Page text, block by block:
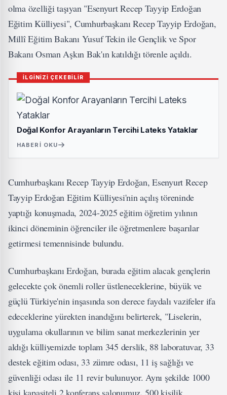
olma özelliği taşıyan "Esenyurt Recep Tayyip Erdoğan
Eğitim Külliyesi", Cumhurbaşkanı Recep Tayyip Erdoğan,
Millî Eğitim Bakanı Yusuf Tekin ile Gençlik ve Spor
Bakanı Osman Aşkın Bak'ın katıldığı törenle açıldı.
İLGİNİZİ ÇEKEBİLİR
Doğal Konfor Arayanların Tercihi Lateks Yataklar
HABERI OKU
Cumhurbaşkanı Recep Tayyip Erdoğan, Esenyurt Recep
Tayyip Erdoğan Eğitim Külliyesi'nin açılış töreninde
yaptığı konuşmada, 2024-2025 eğitim öğretim yılının
ikinci döneminin öğrenciler ile öğretmenlere başarılar
getirmesi temennisinde bulundu.
Cumhurbaşkanı Erdoğan, burada eğitim alacak gençlerin
gelecekte çok önemli roller üstleneceklerine, büyük ve
güçlü Türkiye'nin inşasında son derece faydalı vazifeler ifa
edeceklerine yürekten inandığını belirterek, "Liselerin,
uygulama okullarının ve bilim sanat merkezlerinin yer
aldığı külliyemizde toplam 345 derslik, 88 laboratuvar, 33
destek eğitim odası, 33 zümre odası, 11 iş sağlığı ve
güvenliği odası ile 11 revir bulunuyor. Aynı şekilde 1000
kişi kapasiteli 2 konferans salonumuz, 500 kişilik